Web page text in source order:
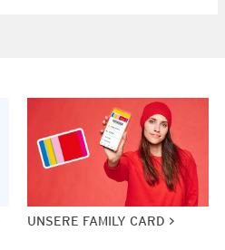
UNSERE FAMILY CARD